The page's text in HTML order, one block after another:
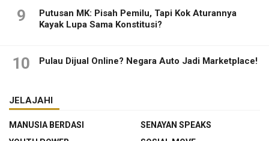
9
Putusan MK: Pisah Pemilu, Tapi Kok Aturannya
Kayak Lupa Sama Konstitusi?
10 Pulau Dijual Online? Negara Auto Jadi Marketplace!
JELAJAHI
MANUSIA BERDASI
SENAYAN SPEAKS